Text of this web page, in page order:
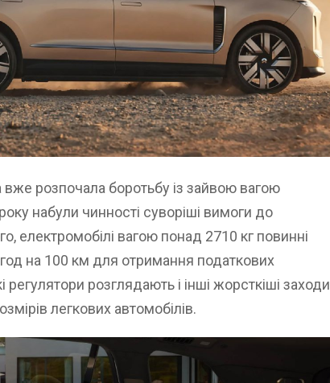
вже розпочала боротьбу із зайвою вагою
набули чинності суворіші вимоги до
електромобілі вагою понад 2710 кг повинні
на 100 км для отримання податкових
регулятори розглядають і інші жорсткіші заходи
легкових автомобілів.